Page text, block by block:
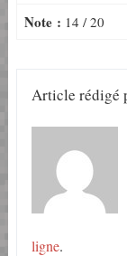
Note : 14 / 20
Article rédigé
ligne.